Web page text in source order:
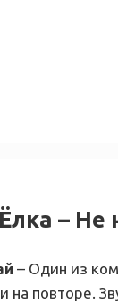
–
– Один из
на повторе.